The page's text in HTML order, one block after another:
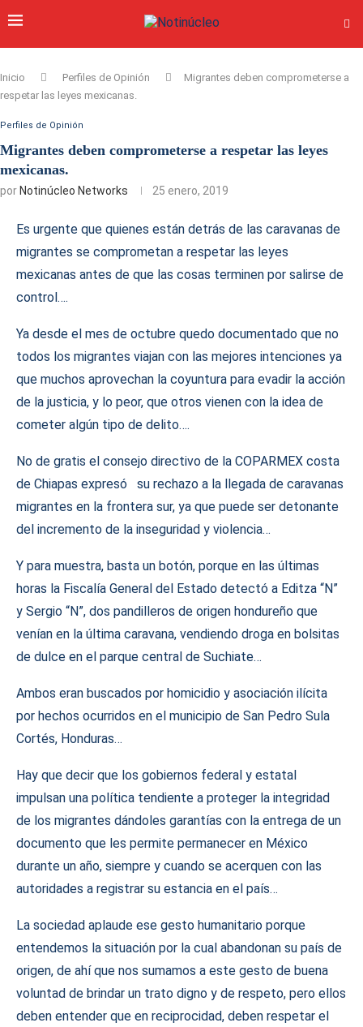
Inicio Perfiles de Opinión
Migrantes deben comprometerse a
respetar las leyes mexicanas.
Perfiles de Opinión
Migrantes deben comprometerse a respetar las leyes
mexicanas.
por Notinúcleo Networks 25 enero, 2019
Es urgente que quienes están detrás de las caravanas de
migrantes se comprometan a respetar las leyes
mexicanas antes de que las cosas terminen por salirse de
control….
Ya desde el mes de octubre quedo documentado que no
todos los migrantes viajan con las mejores intenciones ya
que muchos aprovechan la coyuntura para evadir la acción
de la justicia, y lo peor, que otros vienen con la idea de
cometer algún tipo de delito….
No de gratis el consejo directivo de la COPARMEX costa
de Chiapas expresó su rechazo a la llegada de caravanas
migrantes en la frontera sur, ya que puede ser detonante
del incremento de la inseguridad y violencia…
Y para muestra, basta un botón, porque en las últimas
horas la Fiscalía General del Estado detectó a Editza “N”
y Sergio “N”, dos pandilleros de origen hondureño que
venían en la última caravana, vendiendo droga en bolsitas
de dulce en el parque central de Suchiate…
Ambos eran buscados por homicidio y asociación ilícita
por hechos ocurridos en el municipio de San Pedro Sula
Cortés, Honduras…
Hay que decir que los gobiernos federal y estatal
impulsan una política tendiente a proteger la integridad
de los migrantes dándoles garantías con la entrega de un
documento que les permite permanecer en México
durante un año, siempre y cuando se acerquen con las
autoridades a registrar su estancia en el país…
La sociedad aplaude ese gesto humanitario porque
entendemos la situación por la cual abandonan su país de
origen, de ahí que nos sumamos a este gesto de buena
voluntad de brindar un trato digno y de respeto, pero ellos
deben entender que en reciprocidad, deben respetar el